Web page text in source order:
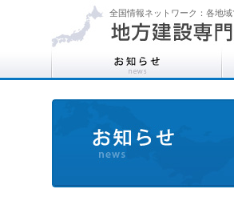
全国情報ネットワーク：各地